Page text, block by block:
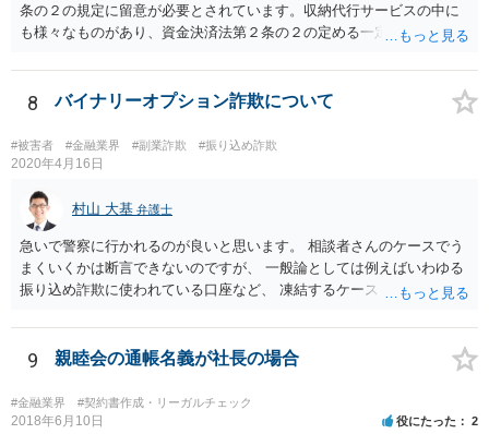
条の２の規定に留意が必要とされています。収納代行サービスの中に
も様々なものがあり、資金決済法第２条の２の定める一定の要件（内
ことが明らかにされました。 この資金決済法第２条の２の定める一
定の要件（内閣府令で定める要件も含む）については、該当条文を見
るだけではなかなか理解し難いところがあるかと思いますし、この掲
示板で回答するには限界がありますので、この分野に詳しそうな弁護
士の方に直接相談なさってみて下さい。 （資金決済法） 第二条の二
の委託、受取人からの金銭債権の譲受けその他これらに類する方法に
より、当該金銭債権に係る債務者又は当該債務者からの委託（二以上
の段階にわたる委託を含む。）その他これに類する方法により支払を
行う者から弁済として資金を受け入れ、又は他の者に受け入れさせ、
当該受取人に当該資金を移動させる行為（当該資金を当該受取人に交
く。）であることその他の内閣府令で定める要件を満たすものは、為
8 バイナリーオプション詐欺について
#被害者 #金融業界 #副業詐欺 #振り込め詐欺
2020年4月16日
村山 大基 弁護士
急いで警察に行かれるのが良いと思います。 相談者さんのケースでう
まくいくかは断言できないのですが、 一般論としては例えばいわゆる
振り込め詐欺に使われている口座など、 凍結するケースもありますの
9 親睦会の通帳名義が社長の場合
#金融業界 #契約書作成・リーガルチェック
2018年6月10日 役にたった 2